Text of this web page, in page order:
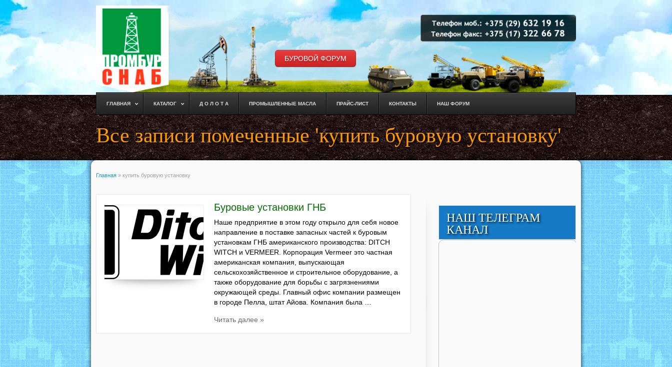
БУРОВОЙ ФОРУМ
ГЛАВНАЯ КАТАЛОГ Д О Л О Т А ПРОМЫШЛЕННЫЕ МАСЛА ПРАЙС-ЛИСТ КОНТАКТЫ НАШ ФОРУМ
Все записи помеченные 'купить буровую установку'
Главная » купить буровую установку
Буровые установки ГНБ
Наше предприятие в этом году открыло для себя новое
направление в поставке запасных частей к буровым
установкам ГНБ американского производства: DITCH
WITCH и VERMEER. Корпорация Vermeer это частная
американская компания, выпускающая
сельскохозяйственное и строительное оборудование, а
также оборудование для борьбы с загрязнениями
окружающей среды. Главный офис компании размещен
в городе Пелла, штат Айова. Компания была …
Читать далее »
НАШ ТЕЛЕГРАМ
КАНАЛ